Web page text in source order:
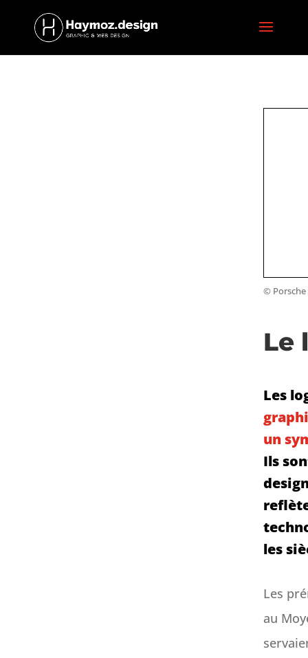
© Porsche
Le
Les
un
Ils
les
Les
au